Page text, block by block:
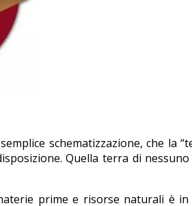
schematizzazione, che la
Quella terra di
prime e risorse naturali è